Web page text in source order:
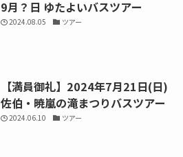
9月？日 ゆたよいバスツアー
2024.08.05 ツアー
【満員御礼】2024年7月21日(日)
佐伯・暁嵐の滝まつりバスツアー
2024.06.10 ツアー